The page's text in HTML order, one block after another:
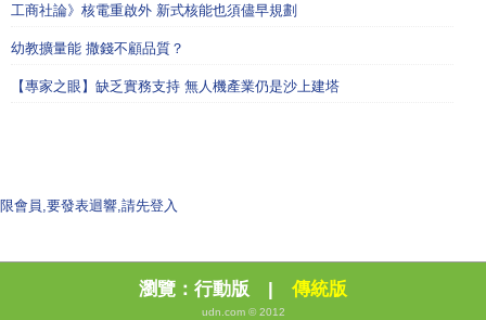
工商社論》核電重啟外 新式核能也須儘早規劃
幼教擴量能 撒錢不顧品質？
【專家之眼】缺乏實務支持 無人機產業仍是沙上建塔
限會員,要發表迴響,請先登入
瀏覽： 行動版 | 傳統版
udn.com © 2012